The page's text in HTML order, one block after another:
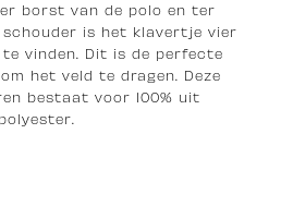
borst van de polo en ter
schouder is het klavertje vier
vinden. Dit is de perfecte
het veld te dragen. Deze
bestaat voor 100% uit
polyester.